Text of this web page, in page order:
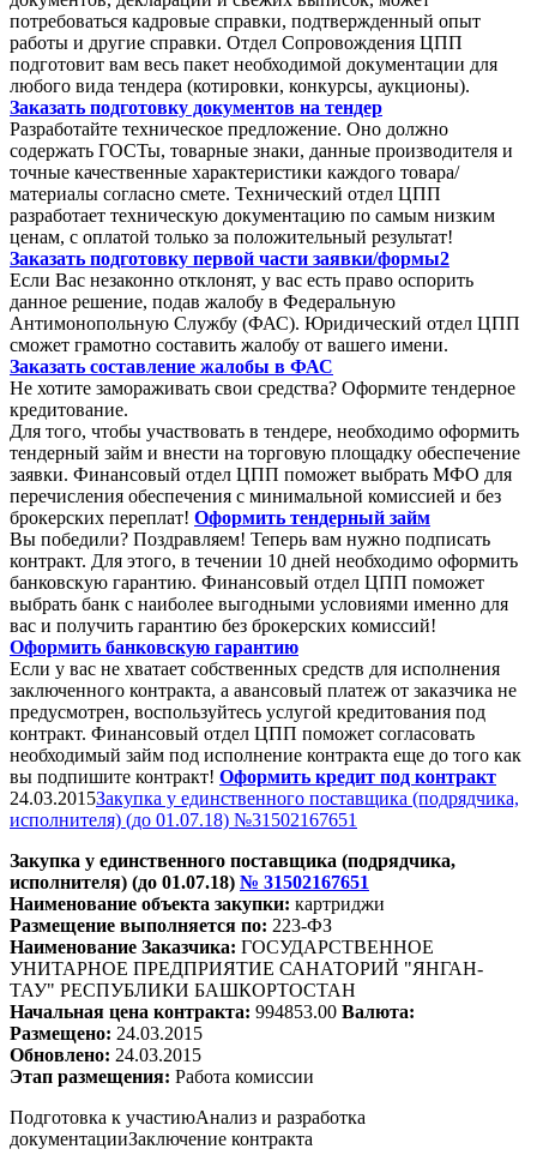
потребоваться кадровые справки, подтвержденный опыт
работы и другие справки. Отдел Сопровождения ЦПП
подготовит вам весь пакет необходимой документации для
любого вида тендера (котировки, конкурсы, аукционы).
Заказать подготовку документов на тендер
Разработайте техническое предложение. Оно должно
содержать ГОСТы, товарные знаки, данные производителя и
точные качественные характеристики каждого товара/
материалы согласно смете. Технический отдел ЦПП
разработает техническую документацию по самым низким
ценам, с оплатой только за положительный результат!
Заказать подготовку первой части заявки/формы2
Если Вас незаконно отклонят, у вас есть право оспорить
данное решение, подав жалобу в Федеральную
Антимонопольную Службу (ФАС). Юридический отдел ЦПП
сможет грамотно составить жалобу от вашего имени.
Заказать составление жалобы в ФАС
Не хотите замораживать свои средства? Оформите тендерное
кредитование.
Для того, чтобы участвовать в тендере, необходимо оформить
тендерный займ и внести на торговую площадку обеспечение
заявки. Финансовый отдел ЦПП поможет выбрать МФО для
перечисления обеспечения с минимальной комиссией и без
брокерских переплат! Оформить тендерный займ
Вы победили? Поздравляем! Теперь вам нужно подписать
контракт. Для этого, в течении 10 дней необходимо оформить
банковскую гарантию. Финансовый отдел ЦПП поможет
выбрать банк с наиболее выгодными условиями именно для
вас и получить гарантию без брокерских комиссий!
Оформить банковскую гарантию
Если у вас не хватает собственных средств для исполнения
заключенного контракта, а авансовый платеж от заказчика не
предусмотрен, воспользуйтесь услугой кредитования под
контракт. Финансовый отдел ЦПП поможет согласовать
необходимый займ под исполнение контракта еще до того как
вы подпишите контракт! Оформить кредит под контракт
24.03.2015Закупка у единственного поставщика (подрядчика,
исполнителя) (до 01.07.18) №31502167651
Закупка у единственного поставщика (подрядчика,
исполнителя) (до 01.07.18) № 31502167651
Наименование объекта закупки: картриджи
Размещение выполняется по: 223-ФЗ
Наименование Заказчика: ГОСУДАРСТВЕННОЕ
УНИТАРНОЕ ПРЕДПРИЯТИЕ САНАТОРИЙ "ЯНГАН-
ТАУ" РЕСПУБЛИКИ БАШКОРТОСТАН
Начальная цена контракта: 994853.00 Валюта:
Размещено: 24.03.2015
Обновлено: 24.03.2015
Этап размещения: Работа комиссии
Подготовка к участиюАнализ и разработка
документацииЗаключение контракта